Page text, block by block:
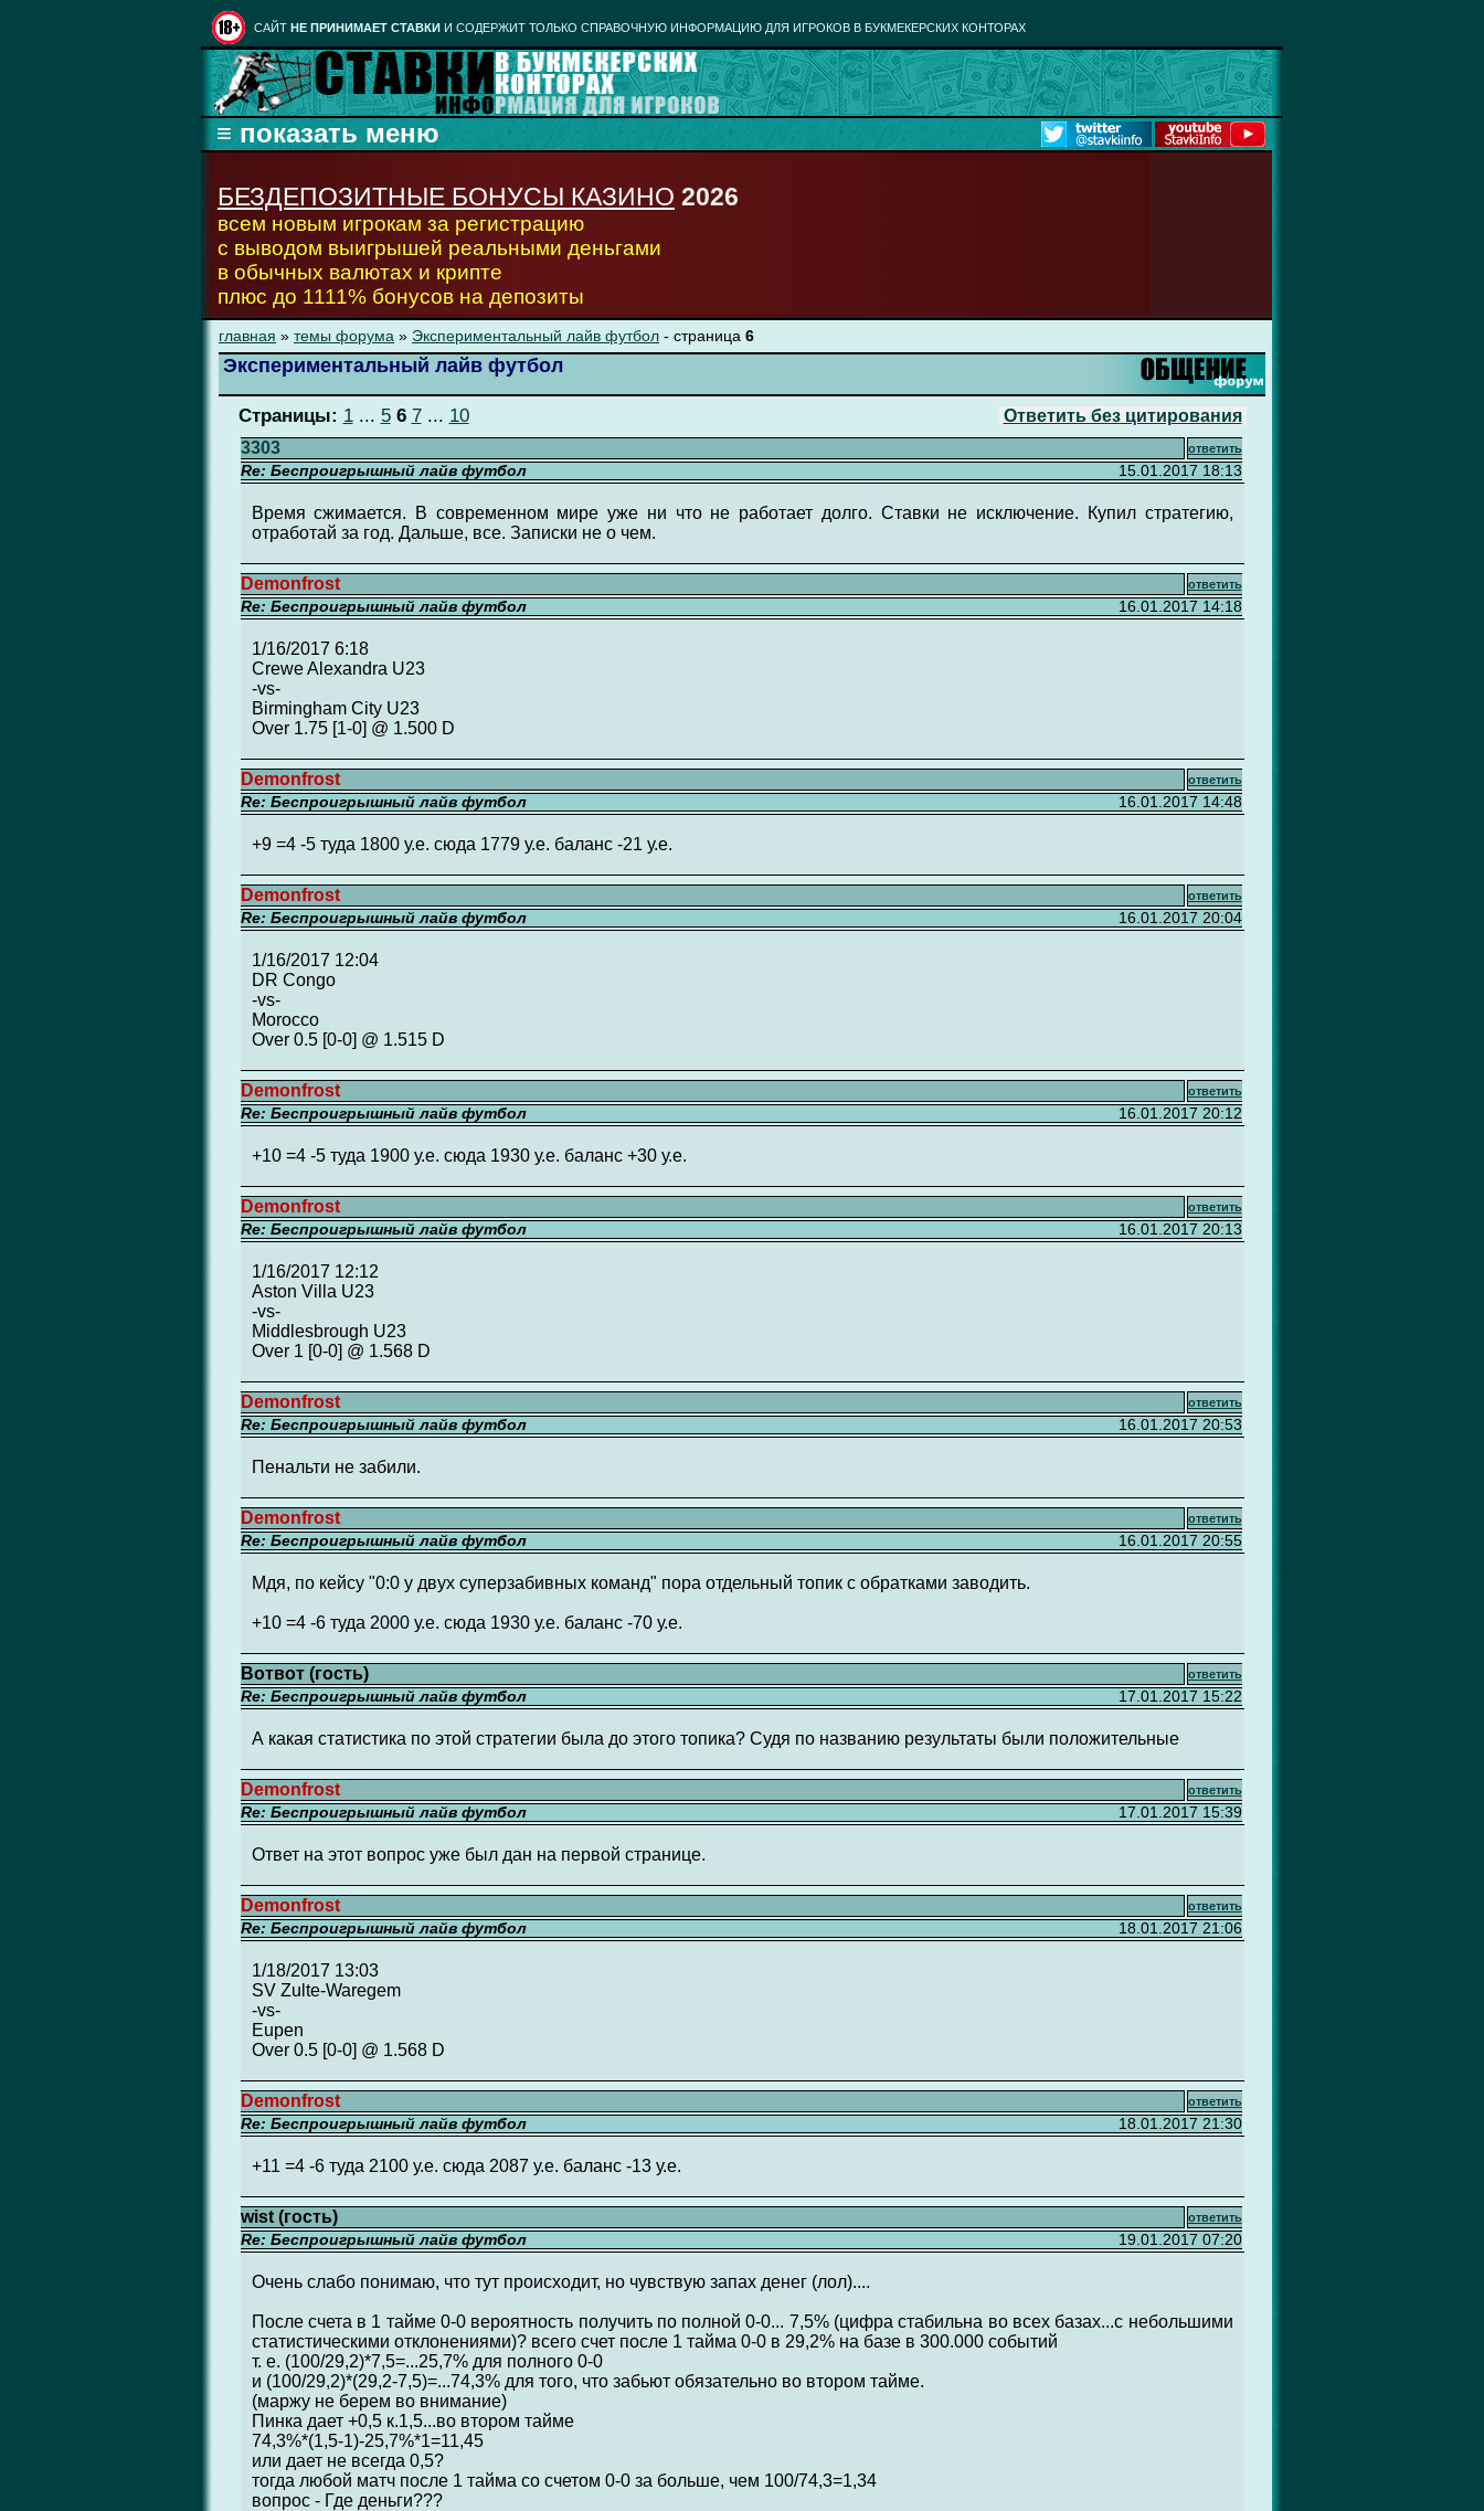
CАЙТ НЕ ПРИНИМАЕТ СТАВКИ И СОДЕРЖИТ ТОЛЬКО СПРАВОЧНУЮ ИНФОРМАЦИЮ ДЛЯ ИГРОКОВ В БУКМЕКЕРСКИХ КОНТОРАХ
БЕЗДЕПОЗИТНЫЕ БОНУСЫ КАЗИНО 2026
всем новым игрокам за регистрацию
с выводом выигрышей реальными деньгами
в обычных валютах и крипте
плюс до 1111% бонусов на депозиты
главная » темы форума » Экспериментальный лайв футбол - страница 6
Экспериментальный лайв футбол
Страницы: 1... 5 6 7... 10
Ответить без цитирования
3303
ответить
Re: Беспроигрышный лайв футбол 15.01.2017 18:13
Время сжимается. В современном мире уже ни что не работает долго. Ставки не исключение. Купил стратегию,
отработай за год. Дальше, все. Записки не о чем.
Demonfrost ответить
Re: Беспроигрышный лайв футбол 16.01.2017 14:18
1/16/2017 6:18
Crewe Alexandra U23
-vs-
Birmingham City U23
Over 1.75 [1-0] @ 1.500 D
Demonfrost ответить
Re: Беспроигрышный лайв футбол 16.01.2017 14:48
+9 =4 -5 туда 1800 у.е. сюда 1779 у.е. баланс -21 у.е.
Demonfrost ответить
Re: Беспроигрышный лайв футбол 16.01.2017 20:04
1/16/2017 12:04
DR Congo
-vs-
Morocco
Over 0.5 [0-0] @ 1.515 D
Demonfrost ответить
Re: Беспроигрышный лайв футбол 16.01.2017 20:12
+10 =4 -5 туда 1900 у.е. сюда 1930 у.е. баланс +30 у.е.
Demonfrost ответить
Re: Беспроигрышный лайв футбол 16.01.2017 20:13
1/16/2017 12:12
Aston Villa U23
-vs-
Middlesbrough U23
Over 1 [0-0] @ 1.568 D
Demonfrost ответить
Re: Беспроигрышный лайв футбол 16.01.2017 20:53
Пенальти не забили.
Demonfrost ответить
Re: Беспроигрышный лайв футбол 16.01.2017 20:55
Мдя, по кейсу "0:0 у двух суперзабивных команд" пора отдельный топик с обратками заводить.
+10 =4 -6 туда 2000 у.е. сюда 1930 у.е. баланс -70 у.е.
Вотвот (гость) ответить
Re: Беспроигрышный лайв футбол 17.01.2017 15:22
А какая статистика по этой стратегии была до этого топика? Судя по названию результаты были положительные
Demonfrost ответить
Re: Беспроигрышный лайв футбол 17.01.2017 15:39
Ответ на этот вопрос уже был дан на первой странице.
Demonfrost ответить
Re: Беспроигрышный лайв футбол 18.01.2017 21:06
1/18/2017 13:03
SV Zulte-Waregem
-vs-
Eupen
Over 0.5 [0-0] @ 1.568 D
Demonfrost ответить
Re: Беспроигрышный лайв футбол 18.01.2017 21:30
+11 =4 -6 туда 2100 у.е. сюда 2087 у.е. баланс -13 у.е.
wist (гость) ответить
Re: Беспроигрышный лайв футбол 19.01.2017 07:20
Очень слабо понимаю, что тут происходит, но чувствую запах денег (лол)....
После счета в 1 тайме 0-0 вероятность получить по полной 0-0... 7,5% (цифра стабильна во всех базах...с небольшими
статистическими отклонениями)? всего счет после 1 тайма 0-0 в 29,2% на базе в 300.000 событий
т. е. (100/29,2)*7,5=...25,7% для полного 0-0
и (100/29,2)*(29,2-7,5)=...74,3% для того, что забьют обязательно во втором тайме.
(маржу не берем во внимание)
Пинка дает +0,5 к.1,5...во втором тайме
74,3%*(1,5-1)-25,7%*1=11,45
или дает не всегда 0,5?
тогда любой матч после 1 тайма со счетом 0-0 за больше, чем 100/74,3=1,34
вопрос - Где деньги???